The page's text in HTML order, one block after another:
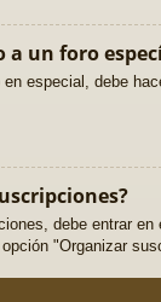
a un foro
especial, debe
debe entrar en
"Organizar